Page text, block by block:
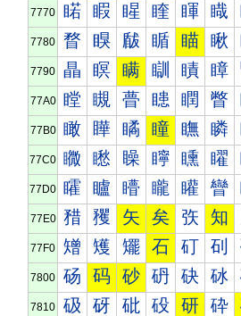
7770 睰 睱 睲 睳 睴 睵
7780 瞀 瞁 瞂 瞃 瞄 瞅
7790 瞐 瞑 瞒 瞓 瞔 瞕
77A0 瞠 瞡 瞢 瞣 瞤 瞥
77B0 瞰 瞱 瞲 瞳 瞴 瞵
77C0 矀 矁 矂 矃 矄 矅
77D0 矐 矑 矒 矓 矔 矕
77E0 矠 矡 矢 矣 矤 知
77F0 矰 矱 矲 石 矴 矵
7800 砀 码 砂 砃 砄 砅
7810 砐 砑 砒 砓 研 砕